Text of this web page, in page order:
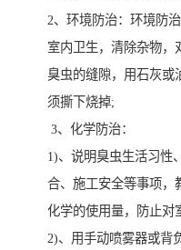
2、环境防治：环境防
室内卫生，清除杂物，
臭虫的缝隙，用石灰或
须撕下烧掉;
3、化学防治：
1)、说明臭虫生活习性
合、施工安全等事项，
化学的使用量，防止对
2)、用手动喷雾器或背